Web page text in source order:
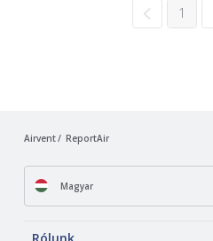
1
Airvent ReportAir
Magyar